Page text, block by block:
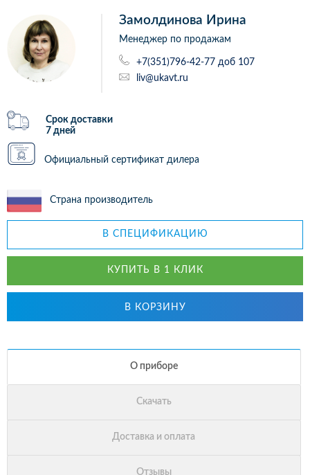
Замолдинова Ирина
Менеджер по продажам
+7(351)796-42-77 доб 107
liv@ukavt.ru
Срок доставки
7 дней
Официальный сертификат дилера
Страна производитель
В СПЕЦИФИКАЦИЮ
КУПИТЬ В 1 КЛИК
В КОРЗИНУ